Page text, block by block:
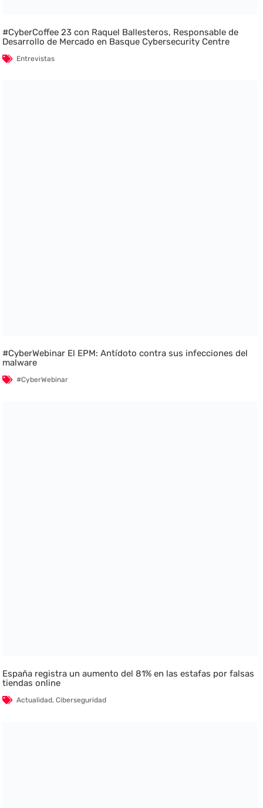
#CyberCoffee 23 con Raquel Ballesteros, Responsable de
Desarrollo de Mercado en Basque Cybersecurity Centre
Entrevistas
#CyberWebinar El EPM: Antídoto contra sus infecciones del
malware
#CyberWebinar
España registra un aumento del 81% en las estafas por falsas
tiendas online
Actualidad,Ciberseguridad